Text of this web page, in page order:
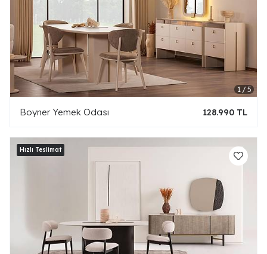
Boyner Yemek Odası 128.990 TL